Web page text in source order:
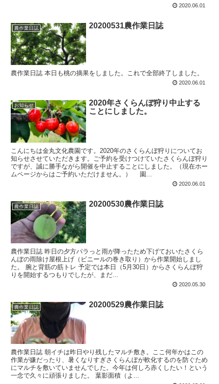
2020.06.01
農作業日誌 20200531農作業日誌
農作業日誌 本日も桃の摘果をしました。これで全部終了しました。
2020.06.01
お知らせ
2020年さくらんぼ狩り中止する
ことにしました。
こんにちは金丸文化農園です。2020年のさくらんぼ狩りについてお
知らせさせていただきます。ご予約を受けつけていたさくらんぼ狩り
ですが、誠に勝手ながら開催を中止することにしました。（現在ホー
ムページからはご予約いただけません。） 園...
2020.06.01
農作業日誌 20200530農作業日誌
農作業日誌 昨日の夕方パラっと雨が降ったため下げておいたさくら
んぼの雨除け屋根上げ（ビニールの巻き取り）から作業開始しまし
た。 腕と背筋の筋トレ 予定では本日（5月30日）からさくらんぼ狩
りを開始するつもりでしたが、まだ...
2020.05.30
農作業日誌 20200529農作業日誌
農作業日誌 朝イチは昨日やり残したマルチ敷き。ここ何年かはこの
作業が嫌だったり、暑くなりすぎさくらんぼが軟化するのを防ぐため
にマルチを敷いていませんでした。今年は何しろ赤くしたい！という
一念で久々に頑張りました。 葉影面積（よ...